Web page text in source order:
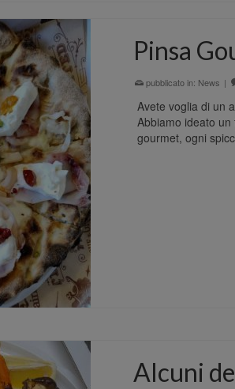
Pinsa
pubblicato in: News |
Avete voglia di un
Abbiamo ideato
gourmet, ogni
Alcuni